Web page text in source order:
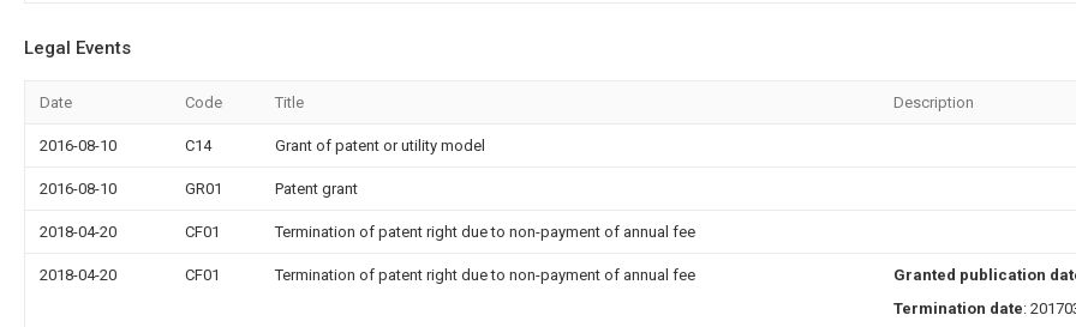
Legal Events
Date Code Title Description
2016-08-10 C14 Grant of patent or utility model
2016-08-10 GR01 Patent grant
2018-04-20 CF01 Termination of patent right due to non-payment of annual fee
2018-04-20 CF01 Termination of patent right due to non-payment of annual fee
Granted publication
Termination date: